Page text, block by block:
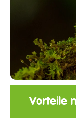
Vorteile